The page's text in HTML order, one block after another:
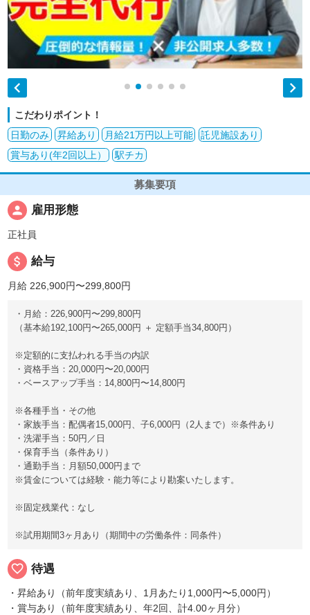
 
こだわりポイント！
日勤のみ
昇給あり 月給21万円以上可能
託児施設あり
賞与あり(年2回以上）
駅チカ
募集要項
person 雇用形態
正社員
attach_money 給与
月給 226,900円〜299,800円
・月給：226,900円〜299,800円
（基本給192,100円〜265,000円 ＋ 定額手当34,800円）
※定額的に支払われる手当の内訳
・資格手当：20,000円〜20,000円
・ベースアップ手当：14,800円〜14,800円
※各種手当・その他
・家族手当：配偶者15,000円、子6,000円（2人まで）※条件あり
・洗濯手当：50円／日
・保育手当（条件あり）
・通勤手当：月額50,000円まで
※賃金については経験・能力等により勘案いたします。
※固定残業代：なし
※試用期間3ヶ月あり（期間中の労働条件：同条件）
favorite_border 待遇
・昇給あり（前年度実績あり、1月あたり1,000円〜5,000円）
・賞与あり（前年度実績あり、年2回、計4.00ヶ月分）